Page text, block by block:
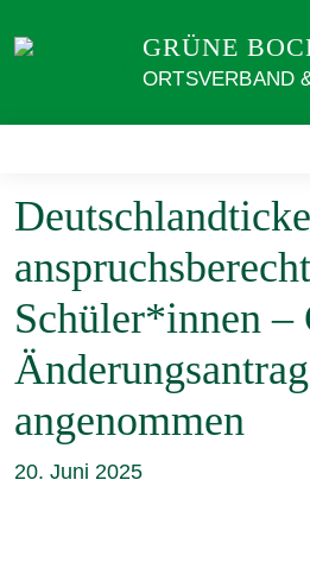
zum
GRÜNE
ORTSVERBAND
Schüler*innen –
angenommen
20. Juni 2025